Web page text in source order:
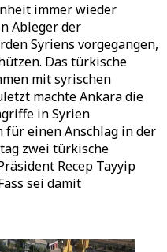
immer wieder
Ableger der
Syriens vorgegangen,
Das türkische
mit syrischen
machte Ankara die
in Syrien
einen Anschlag in der
zwei türkische
Recep Tayyip
sei damit